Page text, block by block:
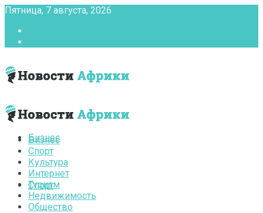
Пятница, 7 августа, 2026
Бизнес
Спорт
Бизнес
Спорт
Культура
Интернет
Туризм
Недвижимость
Общество